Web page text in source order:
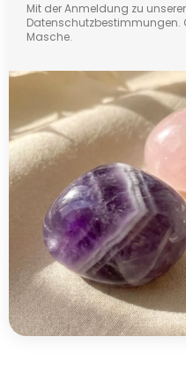
Mit der Anmeldung zu
Datenschutzbestimmungen.
Masche.